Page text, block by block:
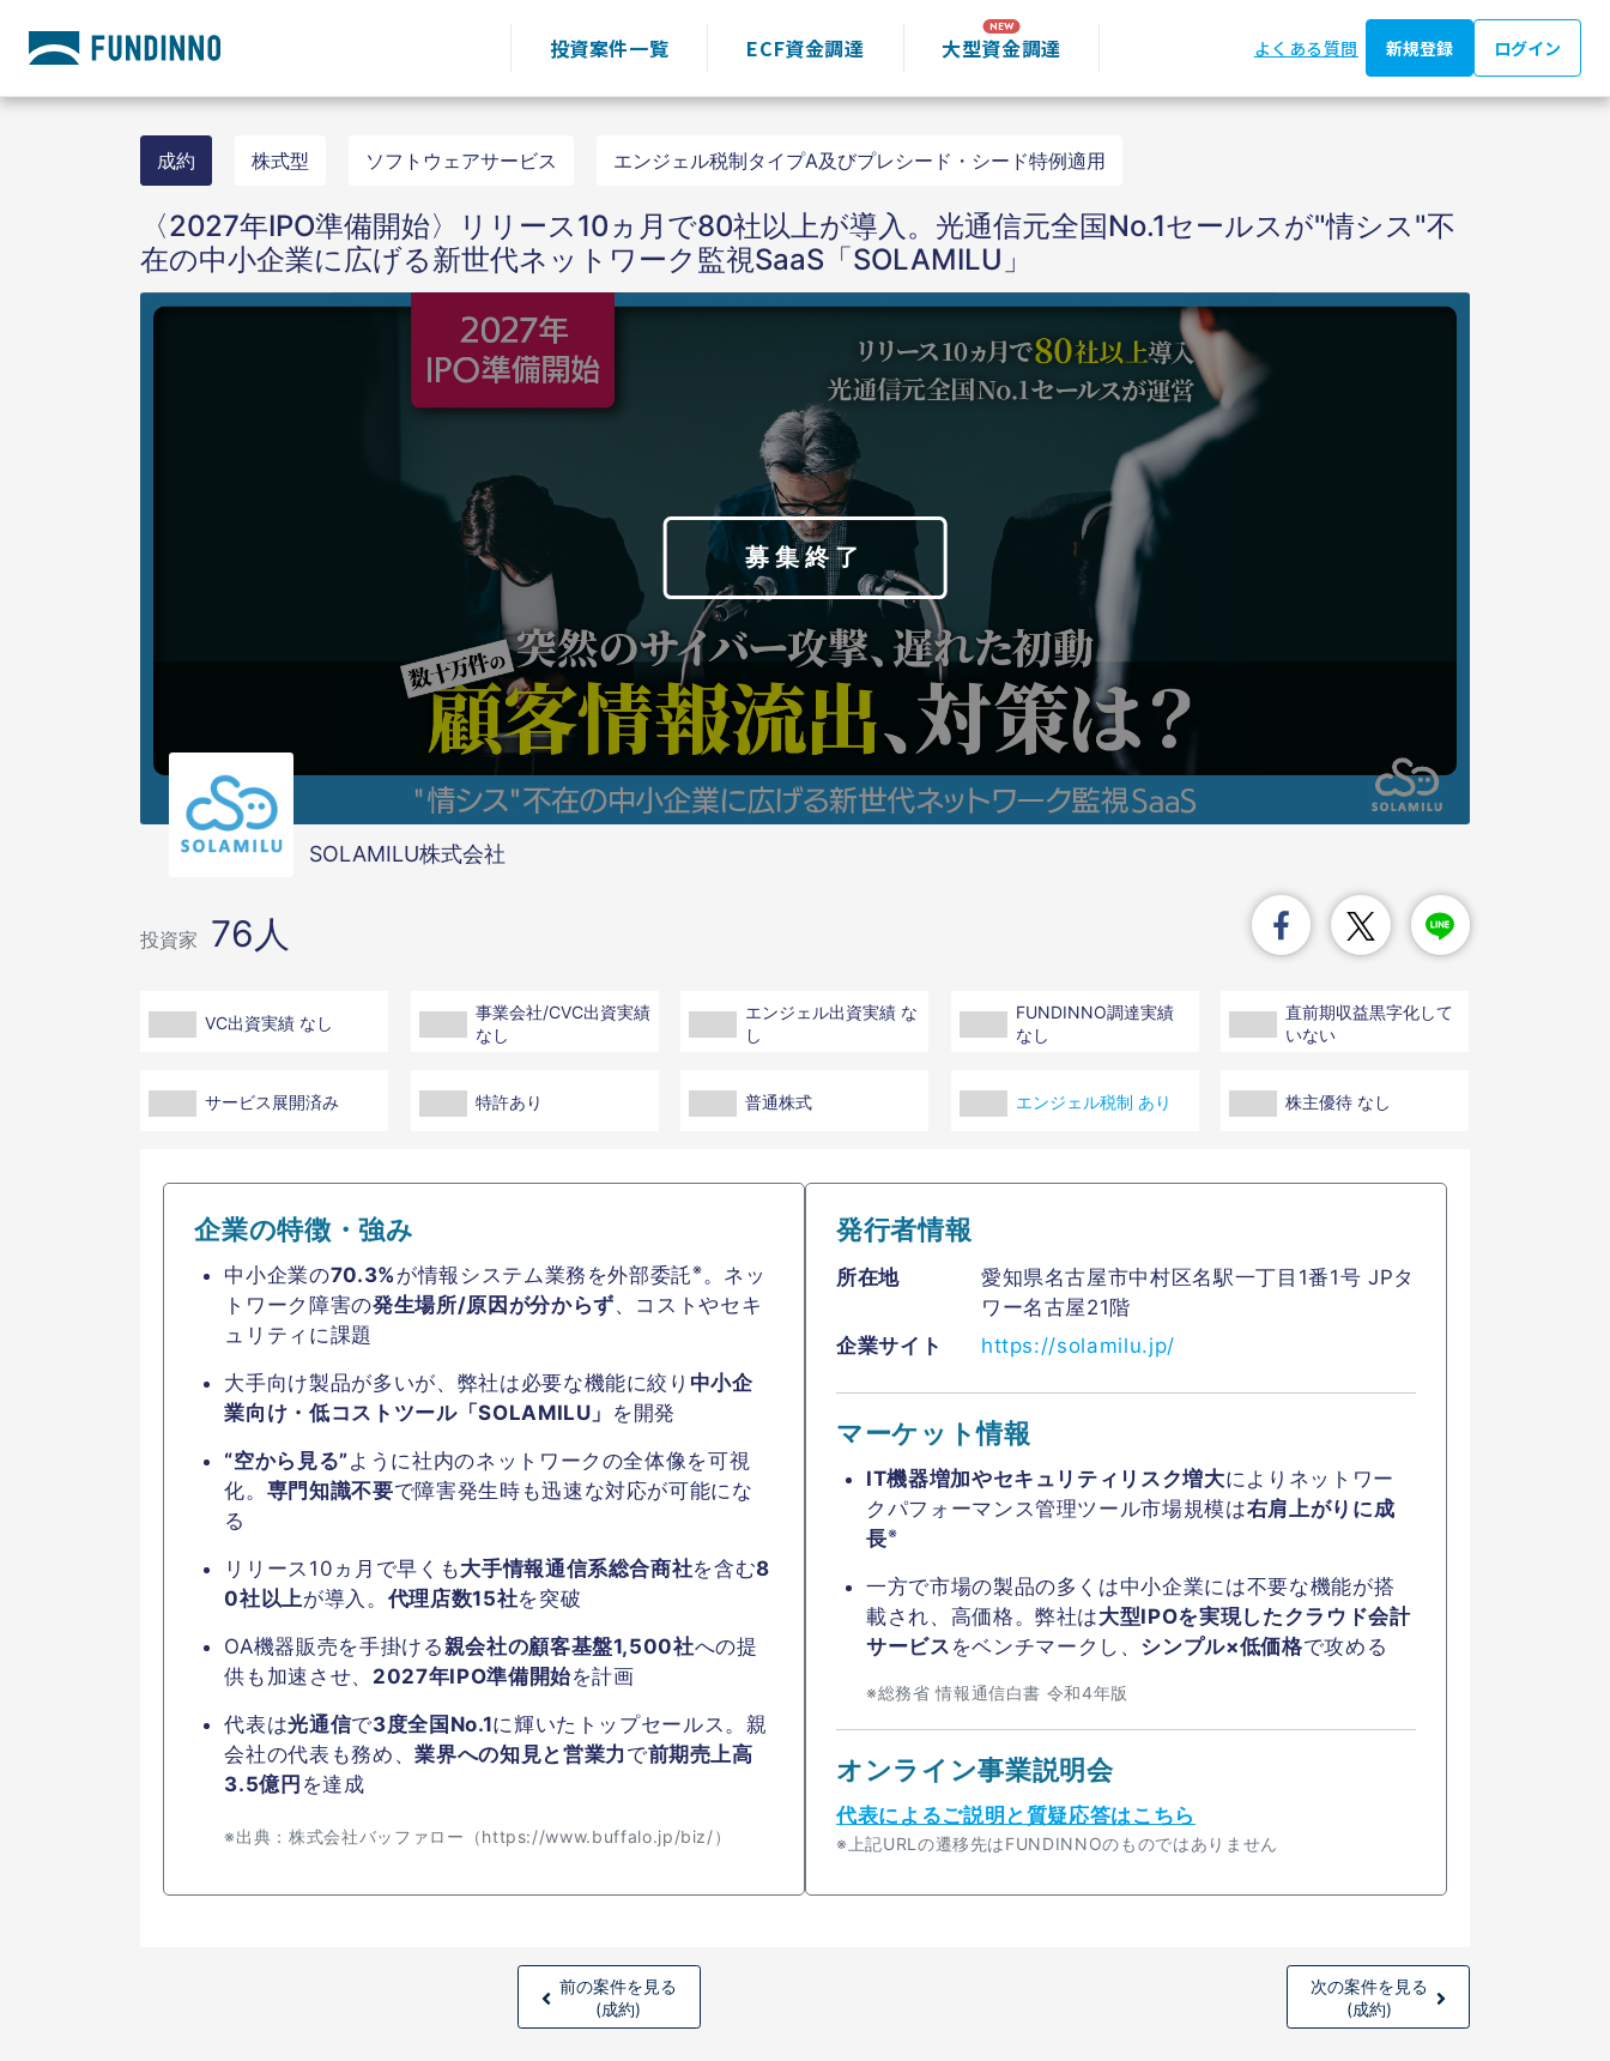
投資案件一覧 ECF資金調達 大型資金調達 よくある質問 新規登録 ログイン
成約 株式型 ソフトウェアサービス エンジェル税制タイプA及びプレシード・シード特例適用
〈2027年IPO準備開始〉リリース10ヵ月で80社以上が導入。光通信元全国No.1セールスが"情シス"不
在の中小企業に広げる新世代ネットワーク監視SaaS「SOLAMILU」
募集終了
SOLAMILU株式会社
投資家 76人
VC出資実績 なし
事業会社/CVC出資実績
なし
エンジェル出資実績 な
し
FUNDINNO調達実績
なし
直前期収益黒字化して
いない
サービス展開済み 特許あり 普通株式 エンジェル税制 あり 株主優待 なし
企業の特徴・強み
中小企業の70.3%が情報システム業務を外部委託※。ネッ
トワーク障害の発生場所/原因が分からず、コストやセキ
ュリティに課題
大手向け製品が多いが、弊社は必要な機能に絞り 中小企
業向け・低コストツール「SOLAMILU」 を開発
“空から見る”ように社内のネットワークの全体像を可視
化。 専門知識不要で障害発生時も迅速な対応が可能にな
る
リリース10ヵ月で早くも大手情報通信系総合商社を含む8
0社以上が導入。 代理店数15社を突破
OA機器販売を手掛ける親会社の顧客基盤1,500社への提
供も加速させ、 2027年IPO準備開始を計画
代表は光通信で3度全国No.1に輝いたトップセールス。親
会社の代表も務め、業界への知見と営業力 で前期売上高
3.5億円 を達成
※出典：株式会社バッファロー（https://www.buffalo.jp/biz/）
発行者情報
所在地
愛知県名古屋市中村区名駅一丁目1番1号 JPタ
ワー名古屋21階
企業サイト
https://solamilu.jp/
マーケット情報
IT機器増加やセキュリティリスク増大によりネットワー
クパフォーマンス管理ツール市場規模は右肩上がりに成
長※
一方で市場の製品の多くは中小企業には不要な機能が搭
載され、高価格。弊社は大型IPOを実現したクラウド会計
サービス をベンチマークし、 シンプル×低価格で攻める
※総務省 情報通信白書 令和4年版
オンライン事業説明会
代表によるご説明と質疑応答はこちら
※上記URLの遷移先はFUNDINNOのものではありません
前の案件を見る
(成約)
次の案件を見る
(成約)